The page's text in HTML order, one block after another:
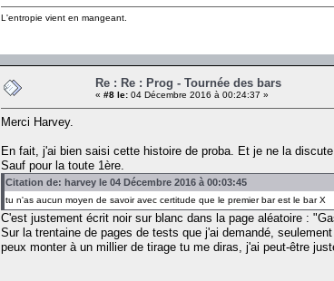
L'entropie vient en mangeant.
Re : Re : Prog - Tournée des bars
« #8 le: 04 Décembre 2016 à 00:24:37 »
Merci Harvey.
En fait, j'ai bien saisi cette histoire de proba. Et je ne la
Sauf pour la toute 1ère.
Citation de: harvey le 04 Décembre 2016 à 00:03:45
tu n'as aucun moyen de savoir avec certitude que le premier bar est le bar X
C'est justement écrit noir sur blanc dans la page aléatoire :
Sur la trentaine de pages de tests que j'ai demandé,
peux monter à un millier de tirage tu me diras, j'ai peut-être